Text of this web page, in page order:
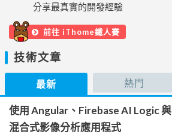
分享最真實的開發經驗
前往 iThome鐵人賽
技術文章
最新 熱門
使用 Angular、Firebase AI Logic
混合式影像分析應用程式